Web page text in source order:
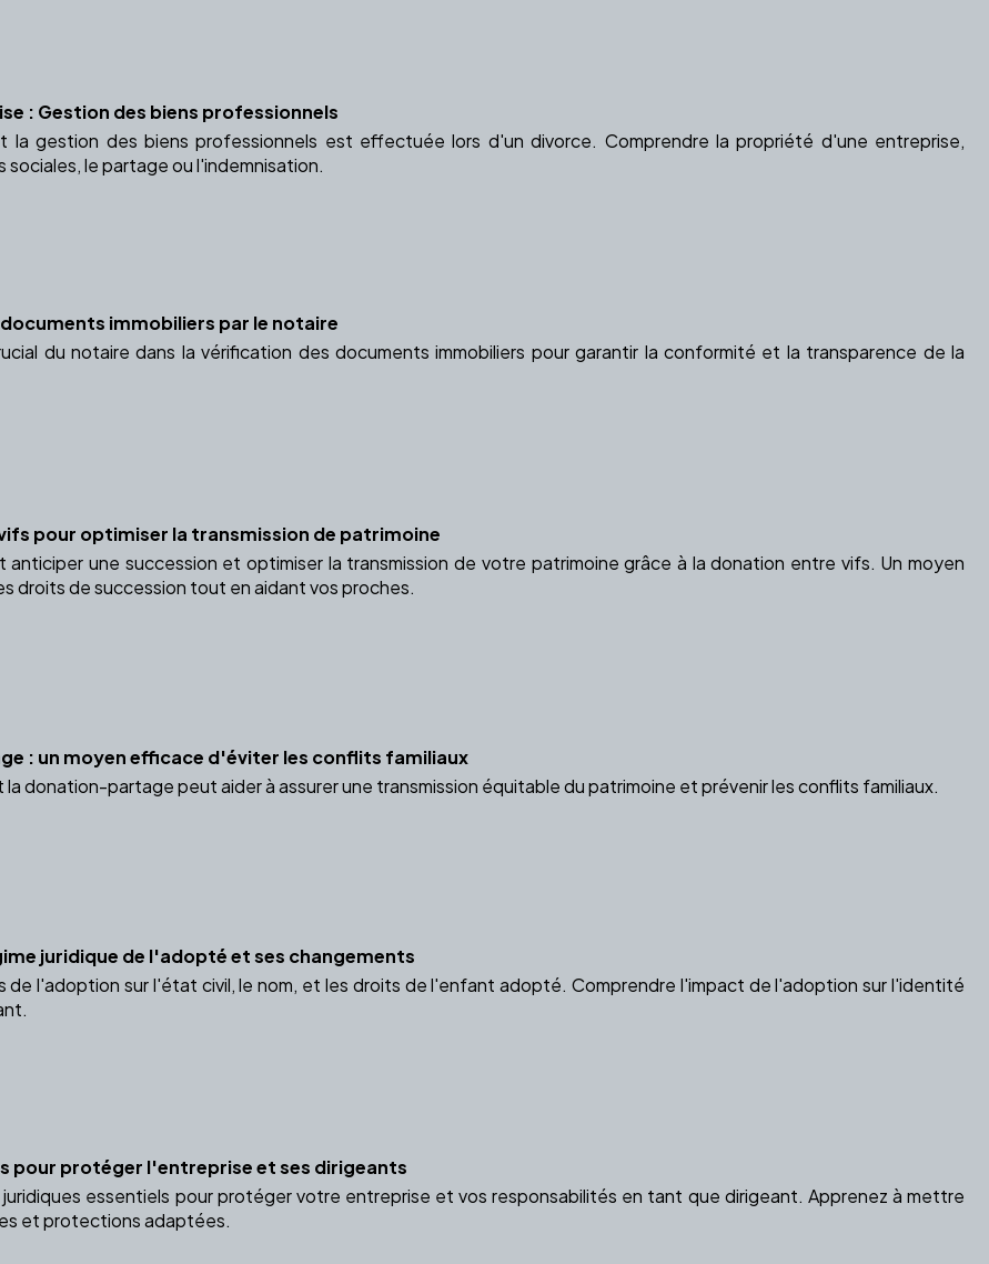
: Gestion des biens professionnels
la gestion des biens professionnels est effectuée lors d'un divorce. Comprendre la propriété d'une entreprise,
sociales, le partage ou l'indemnisation.
immobiliers par le notaire
du notaire dans la vérification des documents immobiliers pour garantir la conformité et la transparence de la
pour optimiser la transmission de patrimoine
anticiper une succession et optimiser la transmission de votre patrimoine grâce à la donation entre vifs. Un moyen
droits de succession tout en aidant vos proches.
: un moyen efficace d'éviter les conflits familiaux
donation-partage peut aider à assurer une transmission équitable du patrimoine et prévenir les conflits familiaux.
juridique de l'adopté et ses changements
de l'adoption sur l'état civil, le nom, et les droits de l'enfant adopté. Comprendre l'impact de l'adoption sur l'identité
pour protéger l'entreprise et ses dirigeants
essentiels pour protéger votre entreprise et vos responsabilités en tant que dirigeant. Apprenez à mettre
et protections adaptées.